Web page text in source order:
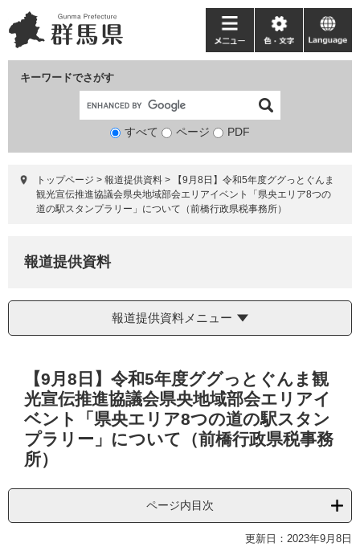
ー
ジ
ニ
ュ
て
キーワードでさがす
検
象
すべて ページ PDF
メ
ニ
ー
色・
文
language
トップページ > 報道提供資料 >
【9月8日】令和5年度ググっとぐんま
観光宣伝推進協議会県央地域部会エリアイベント「県央エリア8つの
道の駅スタンプラリー」について（前橋行政県税事務所）
報道提供資料
報道提供資料メニュー
【9月8日】令和5年度ググっとぐんま観
光宣伝推進協議会県央地域部会エリアイ
ベント「県央エリア8つの道の駅スタン
プラリー」について（前橋行政県税事務
所）
ページ内目次
更新日：2023年9月8日